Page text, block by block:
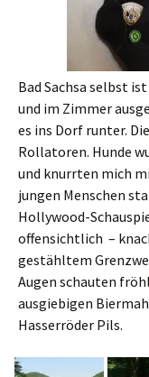
Bad Sachsa selbst
und im Zimmer
es ins Dorf runter.
Rollatoren. Hunde
und knurrten mich
jungen Menschen
Hollywood-
offensichtlich –
gestähltem
Augen schauten
ausgiebigen
Hasserröder Pils.